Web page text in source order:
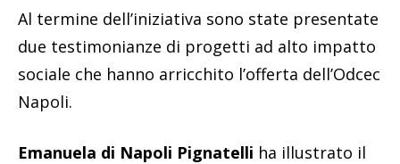
Al termine dell’iniziativa sono state presentate
due testimonianze di progetti ad alto impatto
sociale che hanno arricchito l’offerta dell’Odcec
Napoli.
Emanuela di Napoli Pignatelli ha illustrato il